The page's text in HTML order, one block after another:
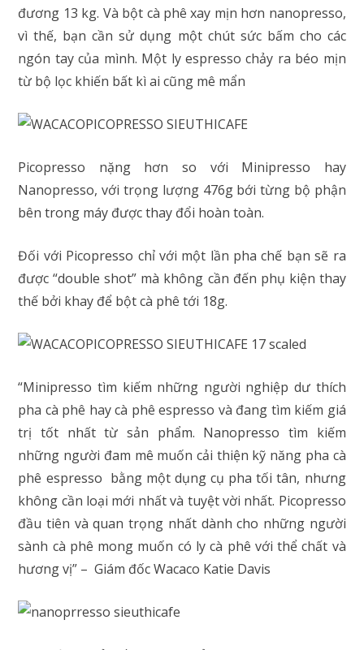
đương 13 kg. Và bột cà phê xay mịn hơn nanopresso,
vì thế, bạn cần sử dụng một chút sức bấm cho các
ngón tay của mình. Một ly espresso chảy ra béo mịn
từ bộ lọc khiến bất kì ai cũng mê mẩn
Picopresso nặng hơn so với Minipresso hay
Nanopresso, với trọng lượng 476g bới từng bộ phận
bên trong máy được thay đổi hoàn toàn.
Đối với Picopresso chỉ với một lần pha chế bạn sẽ ra
được “double shot” mà không cần đến phụ kiện thay
thế bởi khay để bột cà phê tới 18g.
“Minipresso tìm kiếm những người nghiệp dư thích
pha cà phê hay cà phê espresso và đang tìm kiếm giá
trị tốt nhất từ ​​sản phẩm. Nanopresso tìm kiếm
những người đam mê muốn cải thiện kỹ năng pha cà
phê espresso bằng một dụng cụ pha tối tân, nhưng
không cần loại mới nhất và tuyệt vời nhất. Picopresso
đầu tiên và quan trọng nhất dành cho những người
sành cà phê mong muốn có ly cà phê với thể chất và
hương vị” – Giám đốc Wacaco Katie Davis